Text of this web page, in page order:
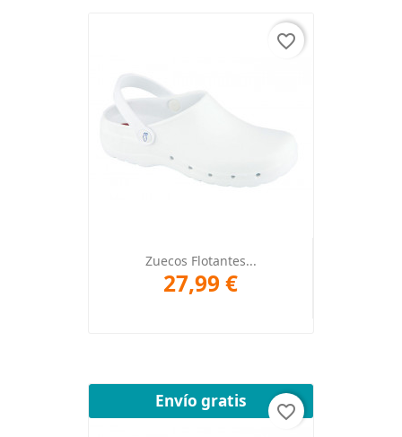
Zuecos Flotantes...
27,99 €
favorite_border
Envío gratis
favorite_border